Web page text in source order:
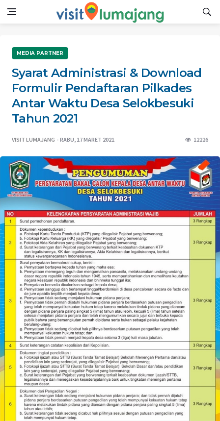
MEDIA PARTNER
Syarat Administrasi & Download
Formulir Pendaftaran Pilkades
Antar Waktu Desa Selokbesuki
Tahun 2021
VISIT LUMAJANG RABU, 17 MARET 2021 12226